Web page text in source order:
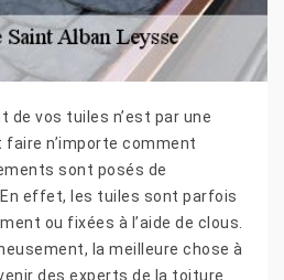
de vos tuiles n’est par une
faire n’importe comment
sont posés de
effet, les tuiles sont parfois
ou fixées à l’aide de clous.
la meilleure chose à
des experts de la toiture.